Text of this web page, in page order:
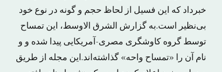
خبرداد که این فسیل از لحاظ حجم و گونه در نوع خود
بی‌نظیر است.به گزارش الشرق الاوسط، این تمساح
توسط گروه کاوشگری مصری-آمریکایی پیدا شده و و
نام آن را «تمساح واحه» گذاشته‌اند.این مجله از طریق